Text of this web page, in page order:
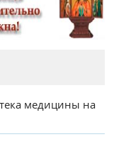
медицины на